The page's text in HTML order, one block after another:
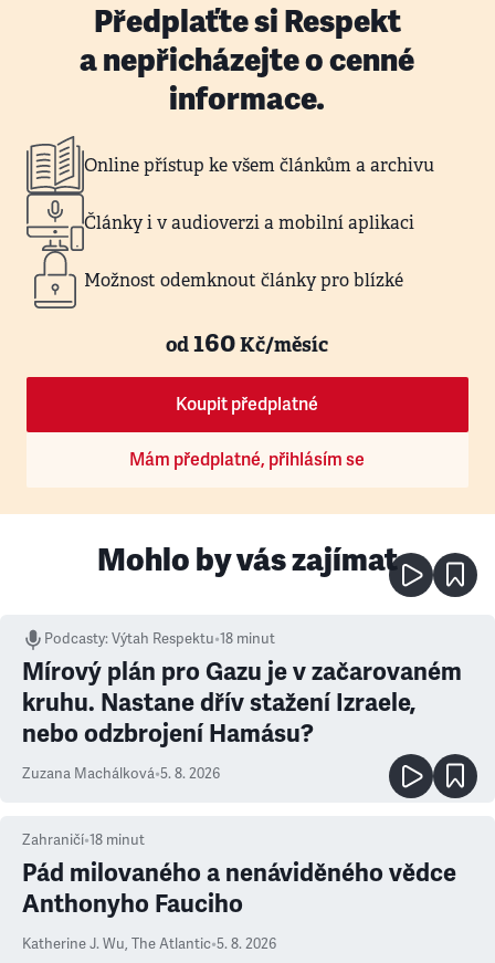
Předplaťte si Respekt
a nepřicházejte o cenné
informace.
Online přístup ke všem článkům a archivu
Články i v audioverzi a mobilní aplikaci
Možnost odemknout články pro blízké
od160Kč/měsíc
Koupit předplatné
Mám předplatné, přihlásím se
Mohlo by vás zajímat
Podcasty:Výtah Respektu•18 minut
Mírový plán pro Gazu je v začarovaném
kruhu. Nastane dřív stažení Izraele,
nebo odzbrojení Hamásu?
Zuzana Machálková•5. 8. 2026
Zahraničí•18 minut
Pád milovaného a nenáviděného vědce
Anthonyho Fauciho
Katherine J. Wu, The Atlantic•5. 8. 2026